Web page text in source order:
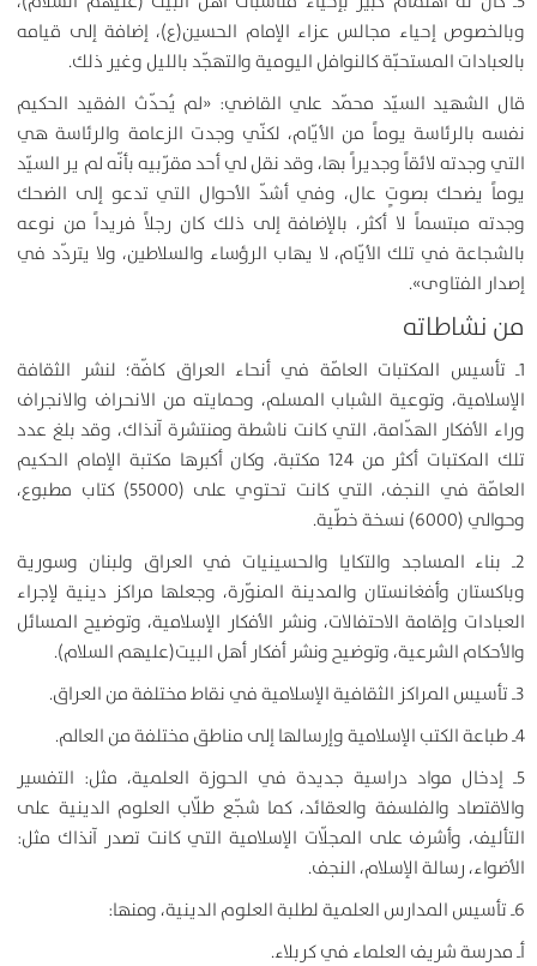
وبالخصوص إحياء مجالس عزاء الإمام الحسين(ع)، إضافة إلى قيامه
بالعبادات المستحبّة كالنوافل اليومية والتهجّد بالليل وغير ذلك.
قال الشهيد السيّد محمّد علي القاضي: «لم يُحدّث الفقيد الحكيم
نفسه بالرئاسة يوماً من الأيّام، لكنّي وجدت الزعامة والرئاسة هي
التي وجدته لائقاً وجديراً بها، وقد نقل لي أحد مقرّبيه بأنّه لم ير السيّد
يوماً يضحك بصوتٍ عال، وفي أشدّ الأحوال التي تدعو إلى الضحك
وجدته مبتسماً لا أكثر، بالإضافة إلى ذلك كان رجلاً فريداً من نوعه
بالشجاعة في تلك الأيّام، لا يهاب الرؤساء والسلاطين، ولا يتردّد في
إصدار الفتاوى».
من نشاطاته
1ـ تأسيس المكتبات العامّة في أنحاء العراق كافّة؛ لنشر الثقافة
الإسلامية، وتوعية الشباب المسلم، وحمايته من الانحراف والانجراف
وراء الأفكار الهدّامة، التي كانت ناشطة ومنتشرة آنذاك، وقد بلغ عدد
تلك المكتبات أكثر من 124 مكتبة، وكان أكبرها مكتبة الإمام الحكيم
العامّة في النجف، التي كانت تحتوي على (55000) كتاب مطبوع،
وحوالي (6000) نسخة خطّية.
2ـ بناء المساجد والتكايا والحسينيات في العراق ولبنان وسورية
وباكستان وأفغانستان والمدينة المنوّرة، وجعلها مراكز دينية لإجراء
العبادات وإقامة الاحتفالات، ونشر الأفكار الإسلامية، وتوضيح المسائل
والأحكام الشرعية، وتوضيح ونشر أفكار أهل البيت(عليهم السلام).
3ـ تأسيس المراكز الثقافية الإسلامية في نقاط مختلفة من العراق.
4ـ طباعة الكتب الإسلامية وإرسالها إلى مناطق مختلفة من العالم.
5ـ إدخال مواد دراسية جديدة في الحوزة العلمية، مثل: التفسير
والاقتصاد والفلسفة والعقائد، كما شجّع طلّاب العلوم الدينية على
التأليف، وأشرف على المجلّات الإسلامية التي كانت تصدر آنذاك مثل:
الأضواء، رسالة الإسلام، النجف.
6ـ تأسيس المدارس العلمية لطلبة العلوم الدينية، ومنها:
أـ مدرسة شريف العلماء في كربلاء.